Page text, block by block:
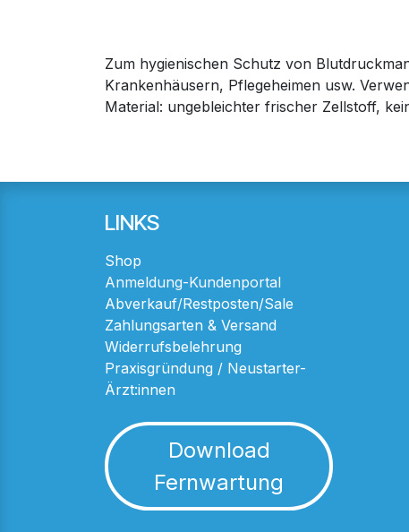
Zum hygienischen Schutz von
Krankenhäusern, Pflegeheimen usw.
Material: ungebleichter frischer Zellstoff,
LINKS
Shop
Anmeldung-Kundenportal
Abverkauf/Restposten/Sale
Zahlungsarten & Versand
Widerrufsbelehrung
Praxisgründung / Neustarter-
Ärzt:innen
Download
Fernwartung